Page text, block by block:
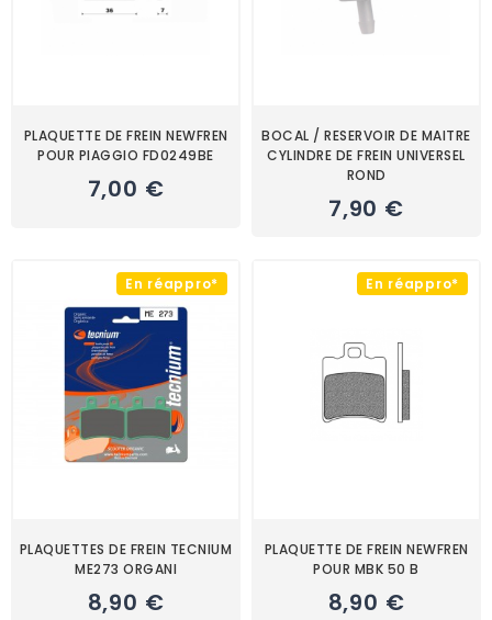
PLAQUETTE DE FREIN NEWFREN
POUR PIAGGIO FD0249BE
7,00 €
BOCAL / RESERVOIR DE MAITRE
CYLINDRE DE FREIN UNIVERSEL
ROND
7,90 €
En réappro*
PLAQUETTES DE FREIN TECNIUM
ME273 ORGANI
8,90 €
En réappro*
PLAQUETTE DE FREIN NEWFREN
POUR MBK 50 B
8,90 €